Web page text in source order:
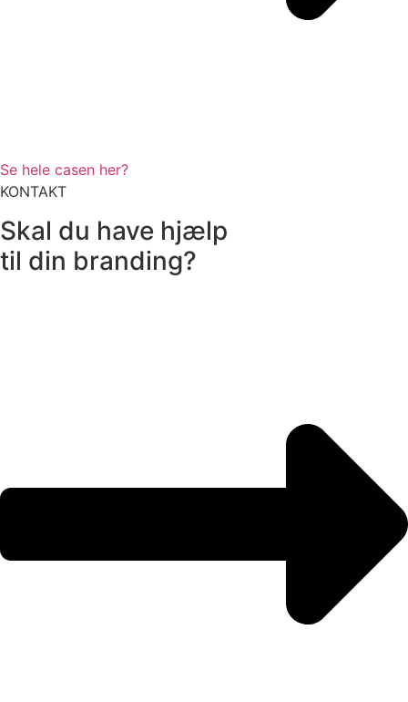
Se hele casen her?
KONTAKT
Skal du have hjælp
til din branding?